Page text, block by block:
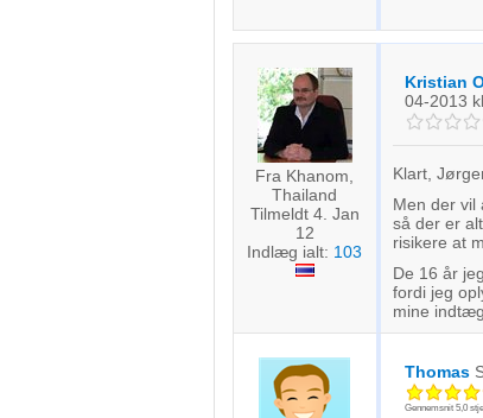
Fra Khanom,
Thailand
Tilmeldt 4. Jan
12
Indlæg ialt: 103
Kristian
04-2013
Klart,
Men der vil
så der er
risikere at
De 16 år
fordi jeg
mine
Thomas
Gennemsnit 5,0